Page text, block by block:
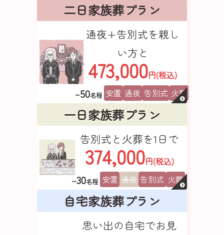
二日家族葬プラン
通夜+告別式を親し
い方と
473,000円(税込)
~50名程 安置 通夜 告別式 火葬
一日家族葬プラン
告別式と火葬を1日で
374,000円(税込)
~30名程 安置 通夜 告別式 火葬
自宅家族葬プラン
思い出の自宅でお見